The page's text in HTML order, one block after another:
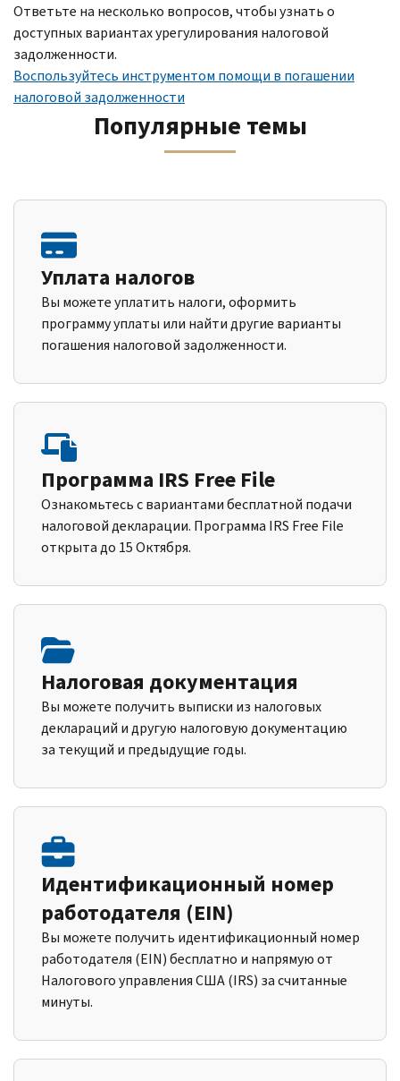
Ответьте на несколько вопросов, чтобы узнать о
доступных вариантах урегулирования налоговой
задолженности.
Воспользуйтесь инструментом помощи в погашении
налоговой задолженности
Популярные темы
Уплата налогов
Вы можете уплатить налоги, оформить
программу уплаты или найти другие варианты
погашения налоговой задолженности.
Программа IRS Free File
Ознакомьтесь с вариантами бесплатной подачи
налоговой декларации. Программа IRS Free File
открыта до 15 Октября.
Налоговая документация
Вы можете получить выписки из налоговых
деклараций и другую налоговую документацию
за текущий и предыдущие годы.
Идентификационный номер
работодателя (EIN)
Вы можете получить идентификационный номер
работодателя (EIN) бесплатно и напрямую от
Налогового управления США (IRS) за считанные
минуты.